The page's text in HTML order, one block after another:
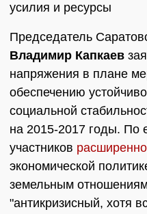
усилия и ресурсы
Председатель
Владимир Капкаев
напряжения в плане
обеспечению
социальной
на 2015-2017 годы. По
участников
экономической
земельным
"антикризисный, хотя